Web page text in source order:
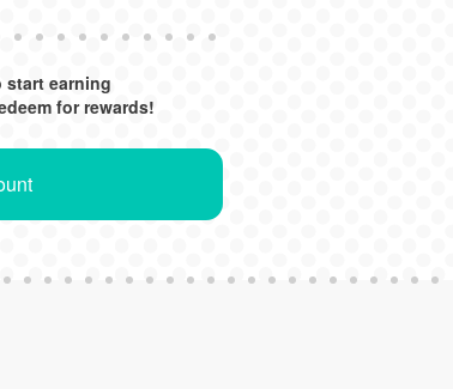
start earning
for rewards!